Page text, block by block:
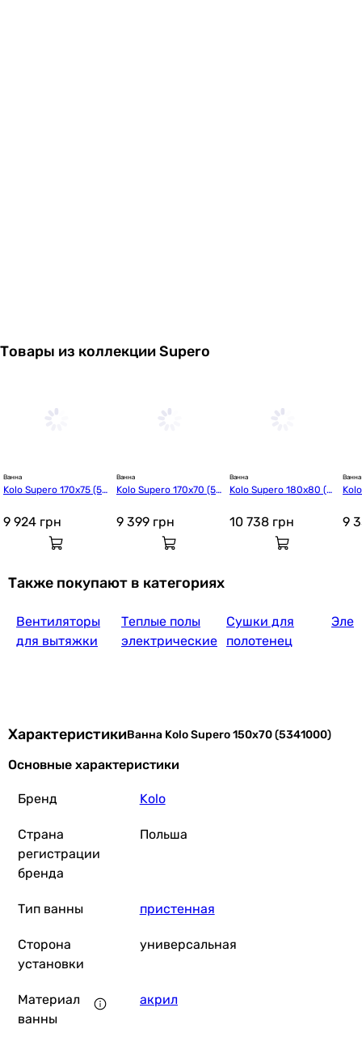
Товары из коллекции Supero
Ванна
Kolo Supero 170x75 (53
9 924 грн
Ванна
Kolo Supero 170x70 (53
9 399 грн
Ванна
Kolo Supero 180x80 (5
10 738 грн
Ванна
9
Также покупают в категориях
Вентиляторы
для вытяжки
Теплые полы
электрические
Сушки для
полотенец
ХарактеристикиВанна Kolo Supero 150x70 (5341000)
Основные характеристики
Бренд Kolo
Страна
регистрации
бренда
Польша
Тип ванны пристенная
Сторона
установки
универсальная
Материал
ванны
акрил